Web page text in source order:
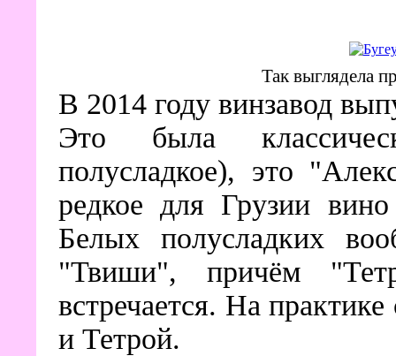
Так выглядела
В 2014 году винзавод
Это была
полусладкое), это
редкое для Грузии
Белых полусладких
"Твиши", причём
встречается. На
и Тетрой.